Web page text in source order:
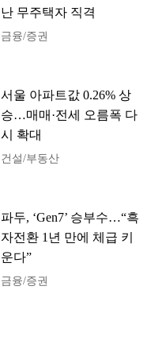
난 무주택자 직격
금융/증권
서울 아파트값 0.26% 상
승…매매·전세 오름폭 다
시 확대
건설/부동산
파두, ‘Gen7’ 승부수…“흑
자전환 1년 만에 체급 키
운다”
금융/증권